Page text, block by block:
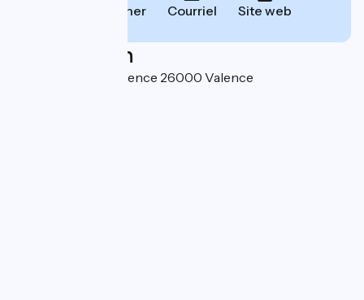
Téléphoner Courriel Site web
Localisation
217 avenue de Provence 26000 Valence